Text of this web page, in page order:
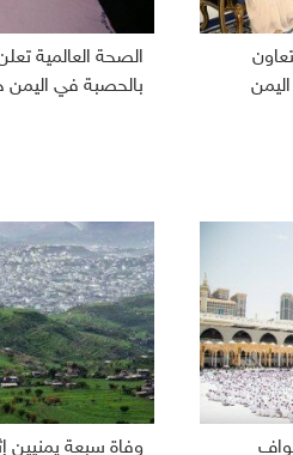
بالحصبة في اليمن
وفاة سبعة يمنيين